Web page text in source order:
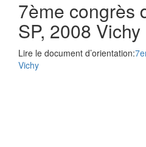
7ème congrès
SP, 2008 Vichy
Lire le document d’orientation:
Vichy